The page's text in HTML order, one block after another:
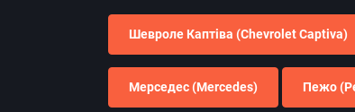
Шевроле Каптіва (Chevrolet Captiva)
Мерседес (Mercedes) Пежо